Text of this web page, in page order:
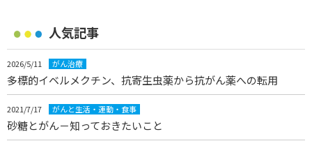
人気記事
2026/5/11 がん治療
多標的イベルメクチン、抗寄生虫薬から抗がん薬への転用
2021/7/17 がんと生活・運動・食事
砂糖とがん－知っておきたいこと